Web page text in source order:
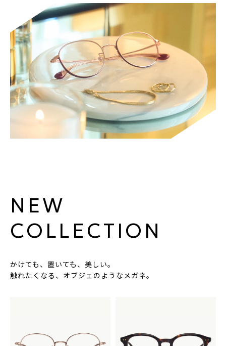
NEW
COLLECTION
かけても、置いても、美しい。
触れたくなる、オブジェのようなメガネ。